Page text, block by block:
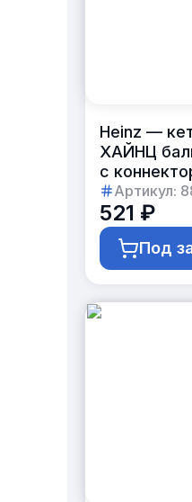
Heinz —
ХАЙНЦ
с
по 6шт
Артикул:
521 ₽
Под